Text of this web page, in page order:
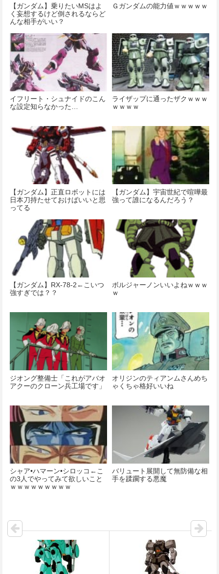
【ガンダム】乗りたいMSはよ
く妄想するけど倒されるならど
んな相手がいい？
Ｇガンダムの能力値ｗｗｗｗｗ
イフリート・シュナイドのこん
な設定知らなかった…
ライザップに通ったザクｗｗｗ
ｗｗｗｗ
【ガンダム】正直ロボットには
日本刀持たせておけばいいと思
ってる
【ガンダム】宇宙世紀で喧嘩最
強って誰になるんだろう？
【ガンダム】RX-78-2←こいつ
強すぎでは？？
ボルジャーノンいいよねｗｗｗ
ｗ
ジオング整備士「これがアバオ
アクーのクローン兵工場です」
オリジンのティアンムさんめち
ゃくちゃ格好いいね
シャア•ハマーン•シロッコ←こ
の3人でやってみて欲しいこと
ｗｗｗｗｗｗｗｗｗ
バリュート展開して無防備な相
手を蹂躙する悪魔